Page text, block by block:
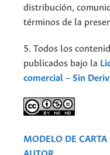
distribución,
términos de la
5. Todos los
publicados bajo la
comercial – Sin
MODELO DE CARTA